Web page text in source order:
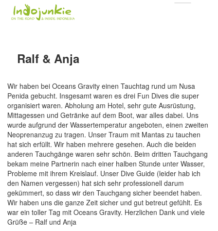
Ralf & Anja
Wir haben bei Oceans Gravity einen Tauchtag rund um Nusa
Penida gebucht. Insgesamt waren es drei Fun Dives die super
organisiert waren. Abholung am Hotel, sehr gute Ausrüstung,
Mittagessen und Getränke auf dem Boot, war alles dabei. Uns
wurde aufgrund der Wassertemperatur angeboten, einen zweiten
Neoprenanzug zu tragen. Unser Traum mit Mantas zu tauchen
hat sich erfüllt. Wir haben mehrere gesehen. Auch die beiden
anderen Tauchgänge waren sehr schön. Beim dritten Tauchgang
bekam meine Partnerin nach einer halben Stunde unter Wasser,
Probleme mit ihrem Kreislauf. Unser Dive Guide (leider hab ich
den Namen vergessen) hat sich sehr professionell darum
gekümmert, so dass wir den Tauchgang sicher beendet haben.
Wir haben uns die ganze Zeit sicher und gut betreut gefühlt. Es
war ein toller Tag mit Oceans Gravity. Herzlichen Dank und viele
Grüße – Ralf und Anja